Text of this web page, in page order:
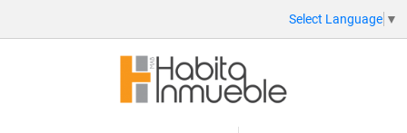
Select Language ▼